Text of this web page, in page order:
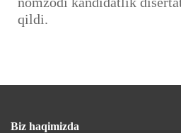
qildi.
Biz haqimizda